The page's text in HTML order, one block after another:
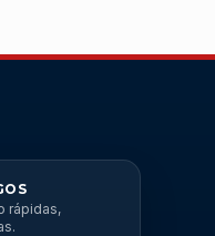
rápidas,